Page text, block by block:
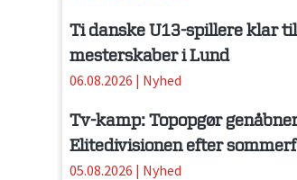
Ti danske U13-spillere klar
mesterskaber i Lund
06.08.2026 | Nyhed
Tv-kamp: Topopgør
Elitedivisionen efter
05.08.2026 | Nyhed